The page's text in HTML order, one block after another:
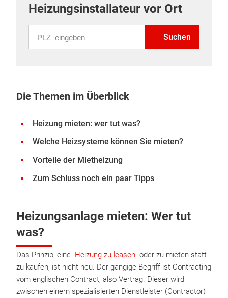
Heizungsinstallateur vor Ort
Suchen
Die Themen im Überblick
Heizung mieten: wer tut was?
Welche Heizsysteme können Sie mieten?
Vorteile der Mietheizung
Zum Schluss noch ein paar Tipps
Heizungsanlage mieten: Wer tut
was?
Das Prinzip, eine Heizung zu leasen oder zu mieten statt
zu kaufen, ist nicht neu. Der gängige Begriff ist Contracting
vom englischen Contract, also Vertrag. Dieser wird
zwischen einem spezialisierten Dienstleister (Contractor)